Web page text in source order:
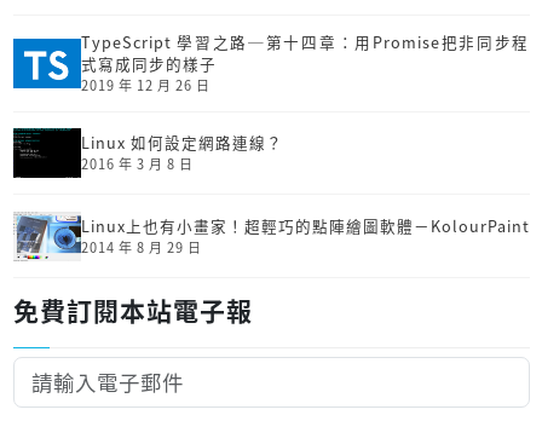
TypeScript 學習之路─第十四章：用Promise把非同步程
式寫成同步的樣子
2019 年 12 月 26 日
Linux 如何設定網路連線？
2016 年 3 月 8 日
Linux上也有小畫家！超輕巧的點陣繪圖軟體－KolourPaint
2014 年 8 月 29 日
免費訂閱本站電子報